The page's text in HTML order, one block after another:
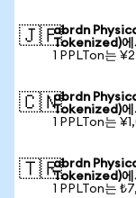
🇯🇵abrdn
Tokenized)에
1 PPLTon는
🇨🇳abrdn
Tokenized)에
1 PPLTon는
🇹🇷abrdn
Tokenized)에
1 PPLTon는